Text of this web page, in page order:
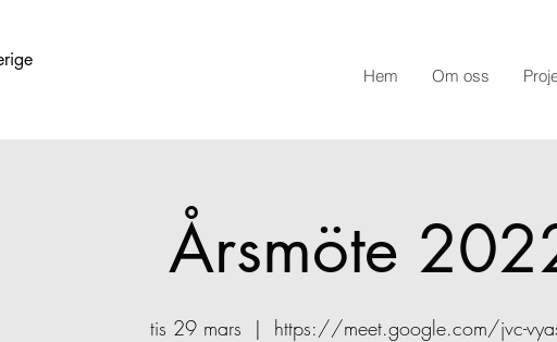
Hem Om oss
Årsmöte
tis 29 mars
  |
https://meet.google.com/jvc-